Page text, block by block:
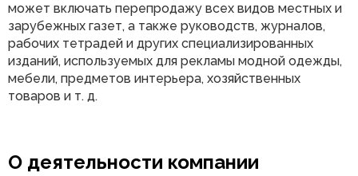
может включать перепродажу всех видов местных и
зарубежных газет, а также руководств, журналов,
рабочих тетрадей и других специализированных
изданий, используемых для рекламы модной одежды,
мебели, предметов интерьера, хозяйственных
товаров и т. д.
О деятельности компании